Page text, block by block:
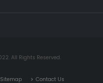
All Rights Reserved.
Sitemap Contact Us